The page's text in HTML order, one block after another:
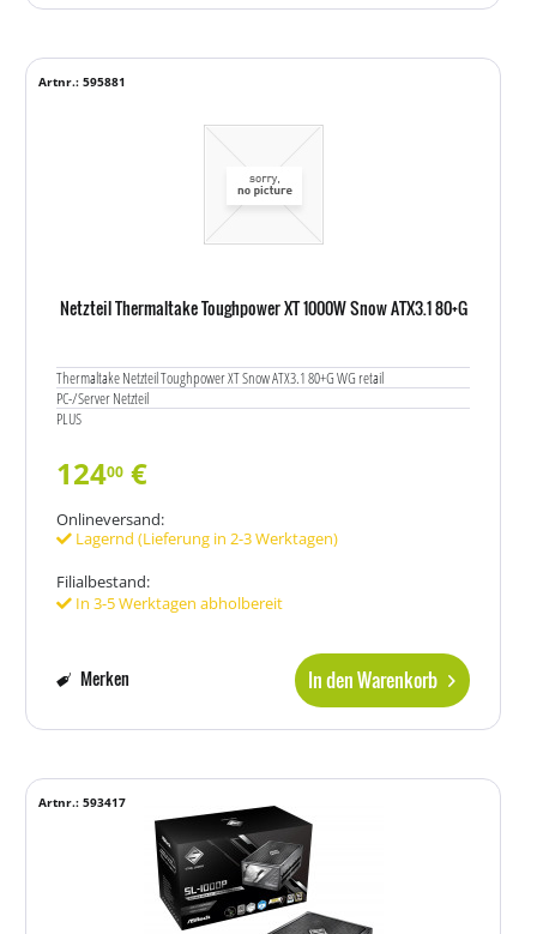
Netzteil Thermaltake Toughpower XT 1000W Snow ATX3.1 80+G
Thermaltake Netzteil Toughpower XT Snow ATX3.1 80+G WG retail
PC-/Server Netzteil
PLUS
Artnr.: 595881
12400 €
Onlineversand:
Lagernd (Lieferung in 2-3 Werktagen)
Filialbestand:
In 3-5 Werktagen abholbereit
In den Warenkorb
Merken
Artnr.: 593417